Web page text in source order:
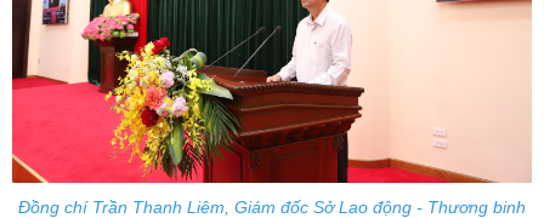
Đồng chí Trần Thanh Liêm, Giám đốc Sở Lao động - Thương binh